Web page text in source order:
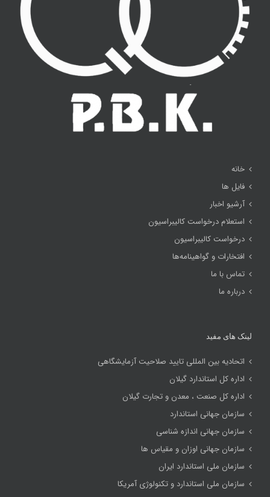
خانه
فایل ها
آرشیو اخبار
استعلام درخواست کالیبراسیون
درخواست کالیبراسیون
افتخارات و گواهینامه‌ها
تماس با ما
درباره ما
لینک های مفید
اتحادیه بین المللی تایید صلاحیت آزمایشگاهی
اداره کل استاندارد گیلان
اداره کل صنعت ، معدن و تجارت گیلان
سازمان جهانی استاندارد
سازمان جهانی اندازه شناسی
سازمان جهانی اوزان و مقیاس ها
سازمان ملی استاندارد ایران
سازمان ملی استاندارد و تکنولوژی آمریکا